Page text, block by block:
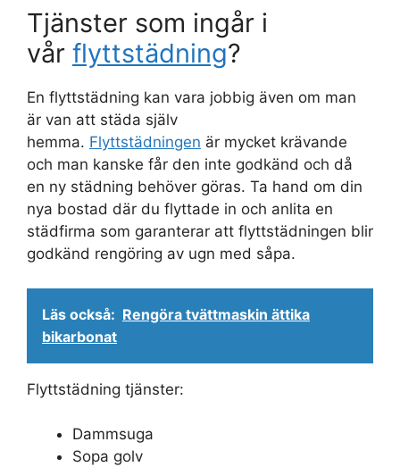
Tjänster som ingår i
vår flyttstädning?
En flyttstädning kan vara jobbig även om man
är van att städa själv
hemma. Flyttstädningen är mycket krävande
och man kanske får den inte godkänd och då
en ny städning behöver göras. Ta hand om din
nya bostad där du flyttade in och anlita en
städfirma som garanterar att flyttstädningen blir
godkänd rengöring av ugn med såpa.
Läs också: Rengöra tvättmaskin ättika
bikarbonat
Flyttstädning tjänster:
Dammsuga
Sopa golv